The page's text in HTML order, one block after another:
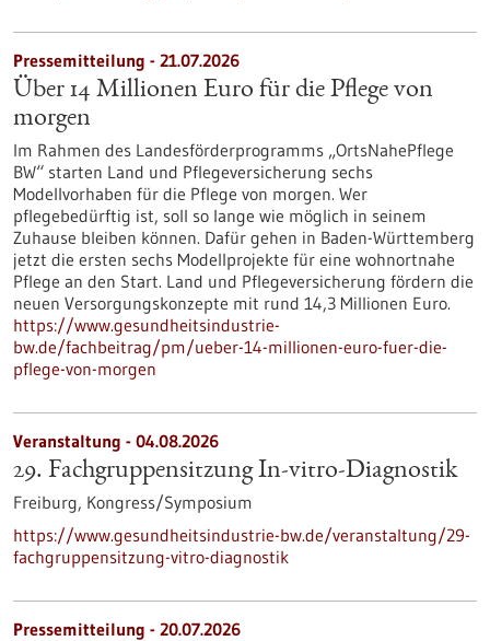
Pressemitteilung - 21.07.2026
Über 14 Millionen Euro für die Pflege von
morgen
Im Rahmen des Landesförderprogramms „OrtsNahePflege
BW“ starten Land und Pflegeversicherung sechs
Modellvorhaben für die Pflege von morgen. Wer
pflegebedürftig ist, soll so lange wie möglich in seinem
Zuhause bleiben können. Dafür gehen in Baden-Württemberg
jetzt die ersten sechs Modellprojekte für eine wohnortnahe
Pflege an den Start. Land und Pflegeversicherung fördern die
neuen Versorgungskonzepte mit rund 14,3 Millionen Euro.
https://www.gesundheitsindustrie-
bw.de/fachbeitrag/pm/ueber-14-millionen-euro-fuer-die-
pflege-von-morgen
Veranstaltung - 04.08.2026
29. Fachgruppensitzung In-vitro-Diagnostik
Freiburg, Kongress/Symposium
https://www.gesundheitsindustrie-bw.de/veranstaltung/29-
fachgruppensitzung-vitro-diagnostik
Pressemitteilung - 20.07.2026